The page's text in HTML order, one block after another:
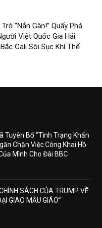
“Nắn Gân!” Quấy Phá
Việt Quốc Gia Hải
Cali Sôi Sục Khí Thế
Tuyên Bố “Tình Trạng Khẩn
Chặn Việc Công Khai Hồ
Mình Cho Đài BBC
SÁCH CỦA TRUMP VỀ
GIAO MẪU GIÁO”